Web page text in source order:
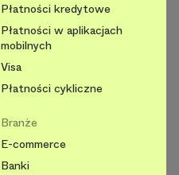
Płatności kredytowe
Płatności w aplikacjach
mobilnych
Visa
Płatności cykliczne
Branże
E-commerce
Banki